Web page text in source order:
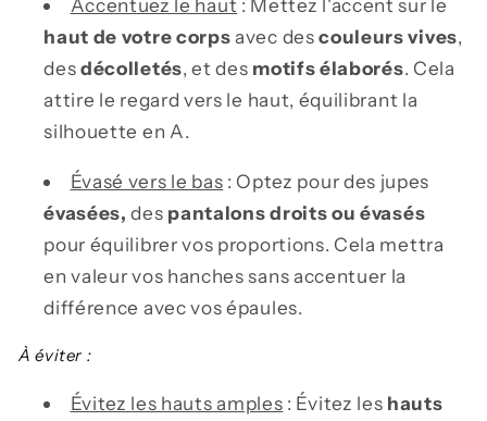
haut de votre corpsavec descouleurs vives,
desdécolletés, et des motifs élaborés. Cela
attire le regard vers le haut, équilibrant la
silhouette en A.
Évasé vers le bas : Optez pour des jupes
évasées, des pantalons droitsou évasés
pour équilibrer vos proportions. Cela mettra
en valeur vos hanches sans accentuer la
différence avec vos épaules.
À éviter :
Évitez les hauts amples : Évitez les hauts